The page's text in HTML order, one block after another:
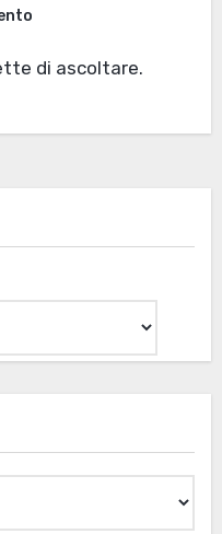
di ascoltare.